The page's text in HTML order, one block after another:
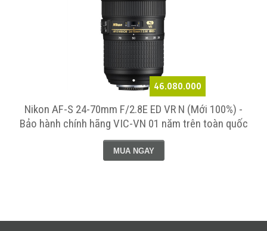
46.080.000
Nikon AF-S 24-70mm F/2.8E ED VR N (Mới 100%) -
Bảo hành chính hãng VIC-VN 01 năm trên toàn quốc
MUA NGAY